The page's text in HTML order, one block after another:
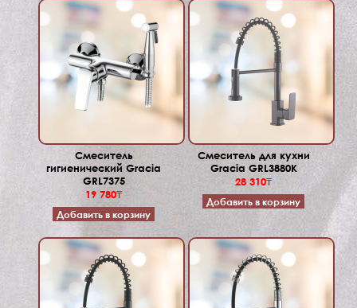
Смеситель
гигиенический Gracia
GRL7375
19 780₸
Добавить в корзину
Смеситель для кухни
Gracia GRL3880K
28 310₸
Добавить в корзину